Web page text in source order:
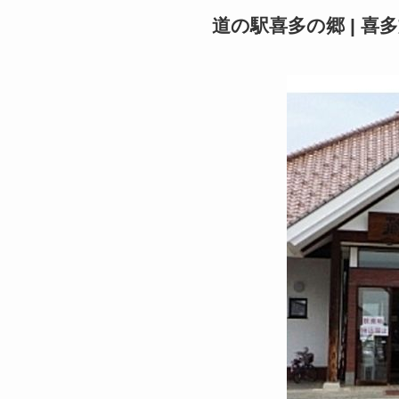
道の駅喜多の郷 | 喜